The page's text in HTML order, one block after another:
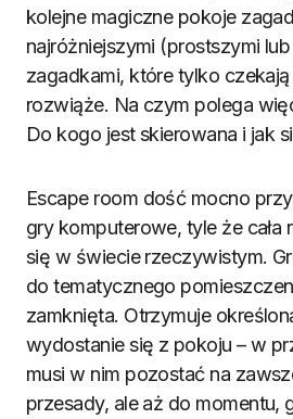
kolejne magiczne pokoje
najróżniejszymi (prostszymi
zagadkami, które tylko
rozwiąże. Na czym polega
Do kogo jest skierowana i jak
Escape room dość mocno
gry komputerowe, tyle że
się w świecie rzeczywistym.
do tematycznego
zamknięta. Otrzymuje
wydostanie się z pokoju – w
musi w nim pozostać na
przesady, ale aż do momentu,